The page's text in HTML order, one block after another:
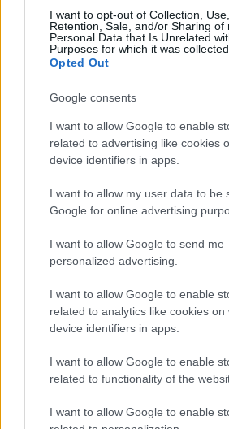
I want to opt-out of Collection, Use,
Retention, Sale, and/or Sharing of
Personal Data that Is Unrelated
Purposes for which it was collected.
Opted Out
Google consents
I want to allow Google to enable
related to advertising like cookies
device identifiers in apps.
I want to allow my user data to be
Google for online advertising
I want to allow Google to send me
personalized advertising.
I want to allow Google to enable
related to analytics like cookies on
device identifiers in apps.
I want to allow Google to enable
related to functionality of the
I want to allow Google to enable
Nem kellett senkit megaláznom. A
helyettem.
Az esküvő után mindenki másként bánt
üzenetet küldött, bocsánatot kért. Nem
sajnáltam. Sokan lenéznek olyanokat,
mert csak a felszínt látják.
A férjem átölelt: „Büszke vagyok rád.
egy hangos szó sem kellett.”
Mosolyogtam: „Senki nem marad
nem marad örökre gazdag. Az
másokkal, amikor feljebb kerülsz.”
tesz. Eljön a nap, amikor azok hajolnak